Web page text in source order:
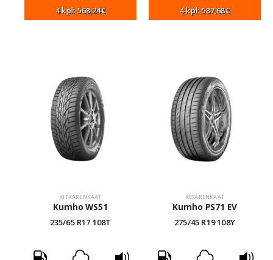
4 kpl: 568,24€ 4 kpl: 587,68€
KITKARENKAAT
Kumho WS51
235/65 R17 108T
KESÄRENKAAT
Kumho PS71 EV
275/45 R19 108Y